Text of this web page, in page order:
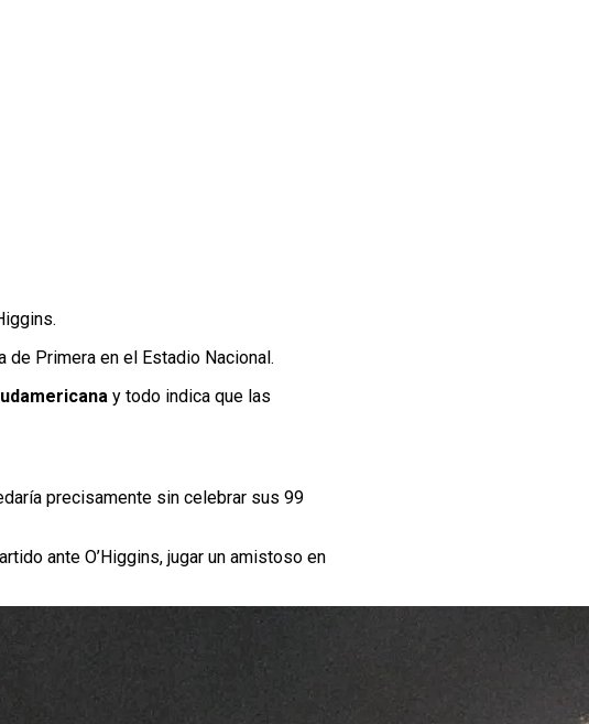
de Primera en el Estadio Nacional.
y todo indica que las
precisamente sin celebrar sus 99
ante O’Higgins, jugar un amistoso en